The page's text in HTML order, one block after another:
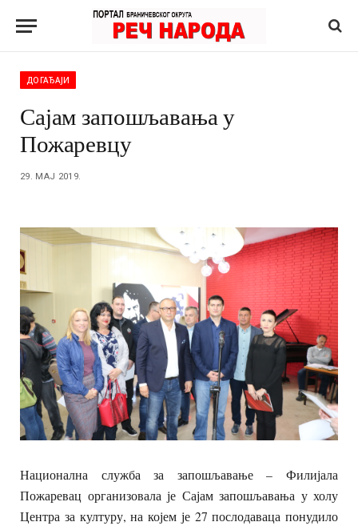
ДОГАЂАЈИ
Сајам запошљавања у
Пожаревцу
29. МАЈ 2019.
Национална служба за запошљавање – Филијала
Пожаревац организовала је Сајам запошљавања у холу
Центра за културу, на којем је 27 послодаваца понудило